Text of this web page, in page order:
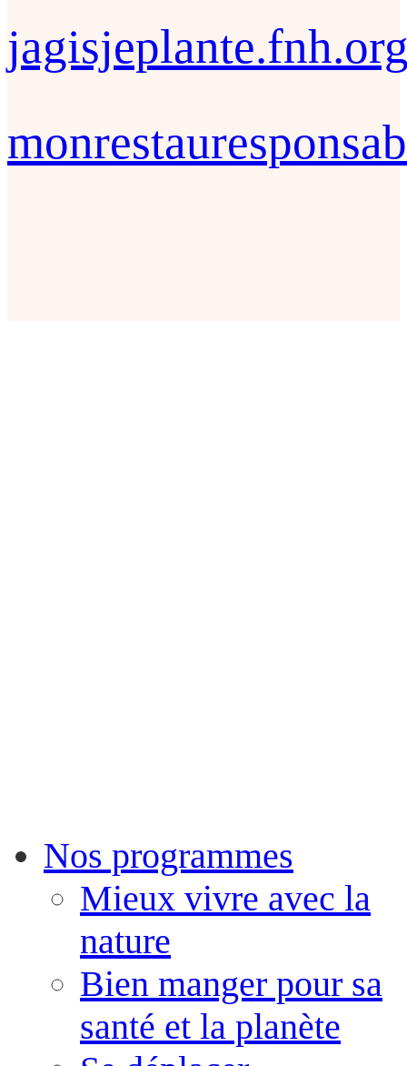
Nos programmes
Mieux vivre avec la
nature
Bien manger pour sa
santé et la planète